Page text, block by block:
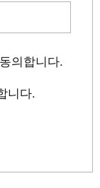
의합니다.
니다.